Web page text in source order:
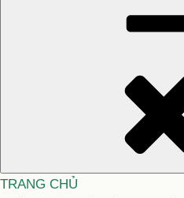
TRANG CHỦ